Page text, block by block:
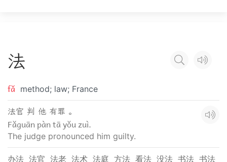
法
fǎ method; law; France
法官 判 他 有罪 。
Fǎguān pàn tā yǒu zuì.
The judge pronounced him guilty.
办法 法官 法老 法术 法庭 方法 看法 没法 书法 书法